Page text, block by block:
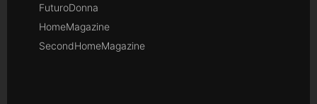
FuturoDonna
HomeMagazine
SecondHomeMagazine